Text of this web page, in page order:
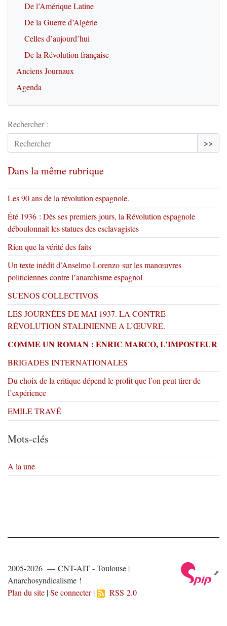
De l’Amérique Latine
De la Guerre d’Algérie
Celles d’aujourd’hui
De la Révolution française
Anciens Journaux
Agenda
Rechercher :
>>
Dans la même rubrique
Les 90 ans de la révolution espagnole.
Été 1936 : Dès ses premiers jours, la Révolution espagnole
déboulonnait les statues des esclavagistes
Rien que la vérité des faits
Un texte inédit d’Anselmo Lorenzo sur les manœuvres
politiciennes contre l’anarchisme espagnol
SUENOS COLLECTIVOS
LES JOURNÉES DE MAI 1937. LA CONTRE
RÉVOLUTION STALINIENNE A L’ŒUVRE.
COMME UN ROMAN : ENRIC MARCO, L’IMPOSTEUR
BRIGADES INTERNATIONALES
Du choix de la critique dépend le profit que l’on peut tirer de
l’expérience
EMILE TRAVÉ
Mots-clés
A la une
2005-2026 — CNT-AIT - Toulouse |
Anarchosyndicalisme !
Plan du site |Se connecter| RSS 2.0